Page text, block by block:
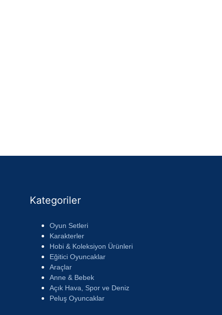
Kategoriler
Oyun Setleri
Karakterler
Hobi & Koleksiyon Ürünleri
Eğitici Oyuncaklar
Araçlar
Anne & Bebek
Açık Hava, Spor ve Deniz
Peluş Oyuncaklar